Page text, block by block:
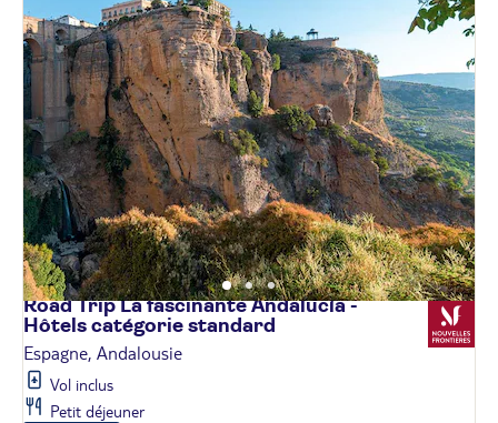
Road Trip La fascinante Andalucía -
Hôtels catégorie standard
Espagne, Andalousie
Vol inclus
Petit déjeuner